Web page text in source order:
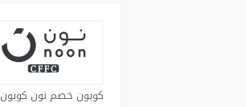
كوبون خصم نون كوبون